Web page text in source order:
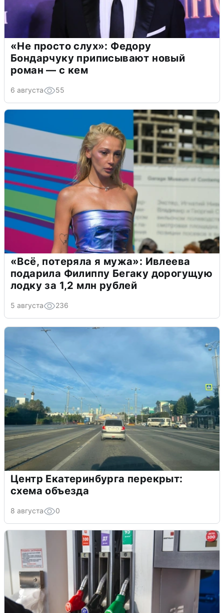
«Не просто слух»: Федору
Бондарчуку приписывают новый
роман — с кем
6 августа 55
«Всё, потеряла я мужа»: Ивлеева
подарила Филиппу Бегаку дорогущую
лодку за 1,2 млн рублей
5 августа 236
Центр Екатеринбурга перекрыт:
схема объезда
8 августа 0